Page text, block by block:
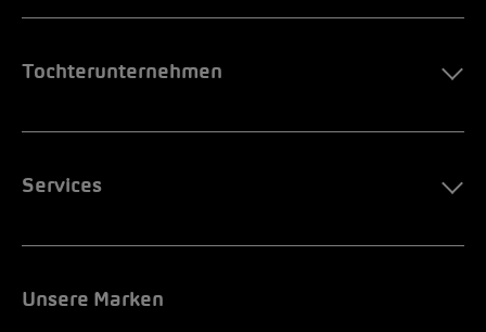
Tochterunternehmen
Services
Unsere Marken